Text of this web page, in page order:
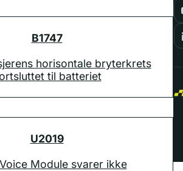
B1747
horisontale bryterkrets
til batteriet
U2019
Module svarer ikke